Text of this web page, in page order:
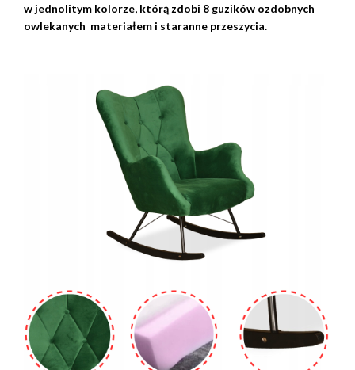
w jednolitym kolorze, którą zdobi 8 guzików ozdobnych
owlekanych materiałem i staranne przeszycia.